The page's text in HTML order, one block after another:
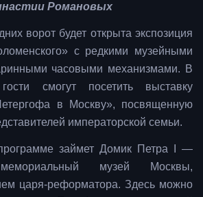
Романовых
ворот будет открыта экспозиция
с редкими музейными
часовыми механизмами. В
смогут посетить выставку
в Москву», посвященную
императорской семьи.
займет Домик Петра I —
музей Москвы,
царя-реформатора. Здесь можно